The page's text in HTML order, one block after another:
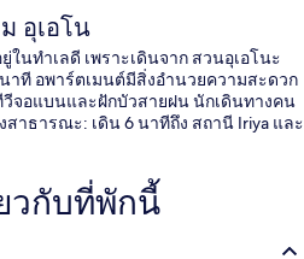
อุเอโน
ในทำเลดี เพราะเดินจาก สวนอุเอโนะ
นาที อพาร์ตเมนต์มีสิ่งอำนวยความสะดวก
วีจอแบนและฝักบัวสายฝน นักเดินทางคน
าธารณะ: เดิน 6 นาทีถึง สถานี Iriya และ
วกับที่พักนี้